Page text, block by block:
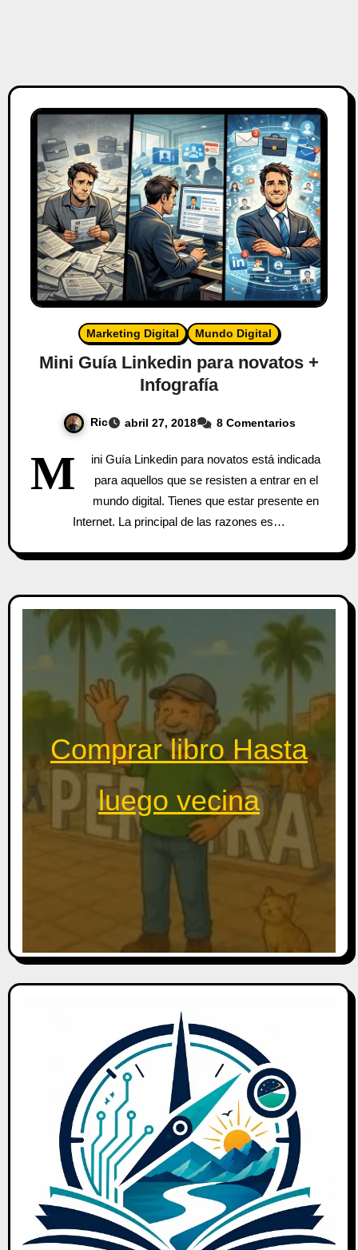
Marketing Digital Mundo Digital
Mini Guía Linkedin para novatos +
Infografía
Ric abril 27, 2018 8 Comentarios
M
ini Guía Linkedin para novatos está indicada
para aquellos que se resisten a entrar en el
mundo digital. Tienes que estar presente en
Internet. La principal de las razones es…
Comprar libro Hasta
luego vecina